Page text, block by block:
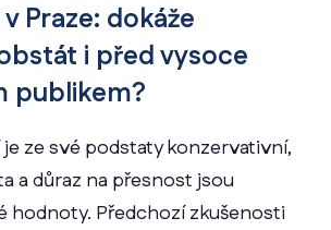
Praze: dokáže
i před vysoce
publikem?
ze své podstaty konzervativní,
a důraz na přesnost jsou
hodnoty. Předchozí zkušenosti